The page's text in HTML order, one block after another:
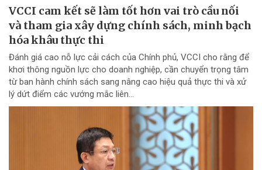
VCCI cam kết sẽ làm tốt hơn vai trò cầu nối
và tham gia xây dựng chính sách, minh bạch
hóa khâu thực thi
Đánh giá cao nỗ lực cải cách của Chính phủ, VCCI cho rằng để
khơi thông nguồn lực cho doanh nghiệp, cần chuyển trọng tâm
từ ban hành chính sách sang nâng cao hiệu quả thực thi và xử
lý dứt điểm các vướng mắc liên...